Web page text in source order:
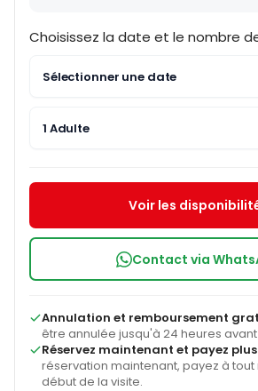
Choisissez la date et le nombre
Sélectionner une date
1 Adulte
Voir les
Contact via
Annulation et remboursement
être annulée jusqu'à 24 heures
Réservez maintenant et payez
réservation maintenant, payez à
début de la visite.